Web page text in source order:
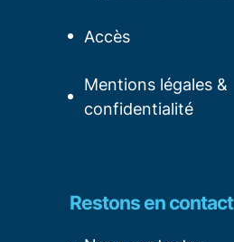
Accès
Mentions légales &
confidentialité
Restons en contact